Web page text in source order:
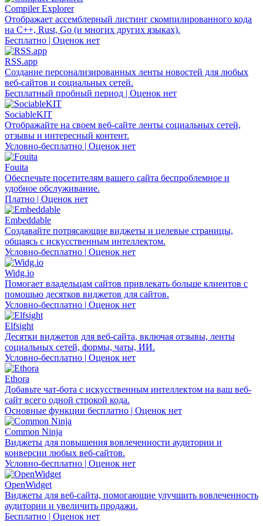
Compiler Explorer
Отображает ассемблерный листинг скомпилированного кода
на C++, Rust, Go (и многих других языках).
Бесплатно | Оценок нет
RSS.app
Создание персонализированных ленты новостей для любых
веб-сайтов и социальных сетей.
Бесплатный пробный период | Оценок нет
SociableKIT
Отображайте на своем веб-сайте ленты социальных сетей,
отзывы и интересный контент.
Условно-бесплатно | Оценок нет
Fouita
Обеспечьте посетителям вашего сайта беспроблемное и
удобное обслуживание.
Платно | Оценок нет
Embeddable
Создавайте потрясающие виджеты и целевые страницы,
общаясь с искусственным интеллектом.
Условно-бесплатно | Оценок нет
Widg.io
Помогает владельцам сайтов привлекать больше клиентов с
помощью десятков виджетов для сайтов.
Условно-бесплатно | Оценок нет
Elfsight
Десятки виджетов для веб-сайта, включая отзывы, ленты
социальных сетей, формы, чаты, ИИ.
Условно-бесплатно | Оценок нет
Ethora
Добавьте чат-бота с искусственным интеллектом на ваш веб-
сайт всего одной строкой кода.
Основные функции бесплатно | Оценок нет
Common Ninja
Виджеты для повышения вовлеченности аудитории и
конверсии любых веб-сайтов.
Условно-бесплатно | Оценок нет
OpenWidget
Виджеты для веб-сайта, помогающие улучшить вовлеченность
аудитории и увеличить продажи.
Бесплатно | Оценок нет